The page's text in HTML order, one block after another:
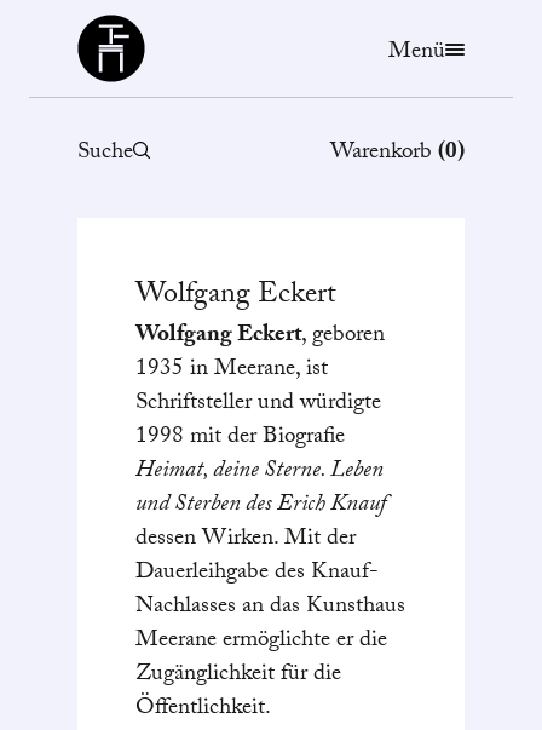
Büchergilde
Menü
Suche Warenkorb(0)
WolfgangEckert
Wolfgang Eckert, geboren
1935 in Meerane, ist
Schriftsteller und würdigte
1998 mit der Biografie
Heimat, deine Sterne. Leben
und Sterben des Erich Knauf
dessen Wirken. Mit der
Dauerleihgabe des Knauf-
Nachlasses an das Kunsthaus
Meerane ermöglichte er die
Zugänglichkeit für die
Öffentlichkeit.